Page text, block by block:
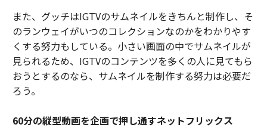
また、グッチはIGTVのサムネイルをきちんと制作し、そ
のランウェイがいつのコレクションなのかをわかりやす
くする努力もしている。小さい画面の中でサムネイルが
見られるため、IGTVのコンテンツを多くの人に見てもら
おうとするのなら、サムネイルを制作する努力は必要だ
ろう。
60分の縦型動画を企画で押し通すネットフリックス